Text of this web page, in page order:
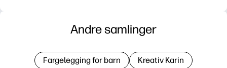
Andre samlinger
Fargelegging for barn Kreativ Karin